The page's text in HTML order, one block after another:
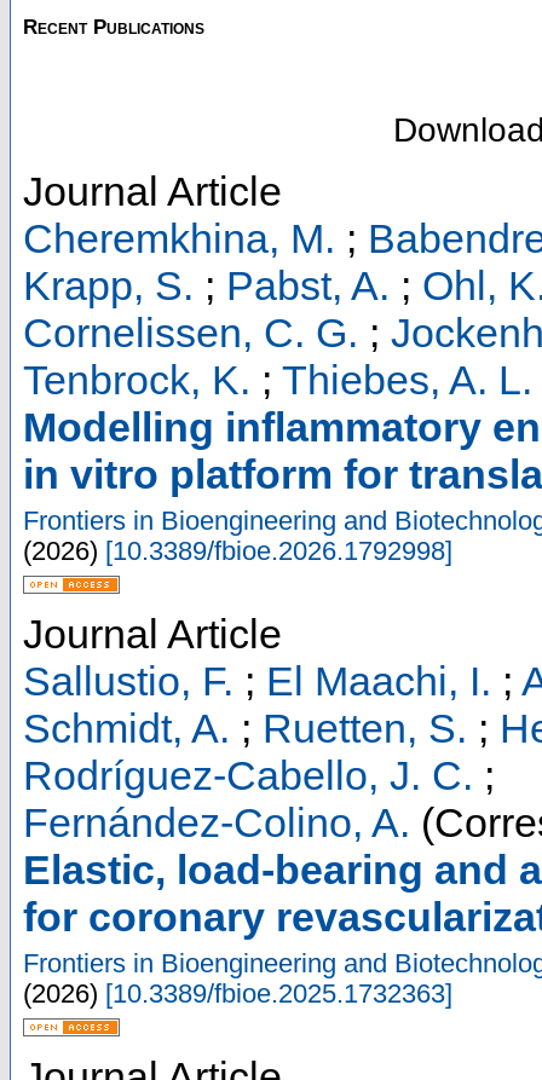
Recent Publications
Journal Article
Cheremkhina, M. ;
Krapp, S. ; Pabst, A. ; Ohl,
Cornelissen, C. G. ;
Tenbrock, K. ; Thiebes, A. L.
Modelling inflammatory
in vitro platform for
Frontiers in Bioengineering and
(2026) [10.3389/fbioe.2026.1792998]
Journal Article
Sallustio, F. ; El Maachi, I. ;
Schmidt, A. ; Ruetten, S. ;
Rodríguez-Cabello, J. C. ;
Fernández-Colino, A.
Elastic, load-bearing and
for coronary
Frontiers in Bioengineering and
(2026) [10.3389/fbioe.2025.1732363]